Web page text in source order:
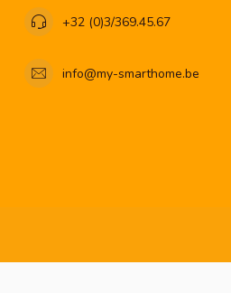
+32 (0)3/369.45.67
info@my-smarthome.be